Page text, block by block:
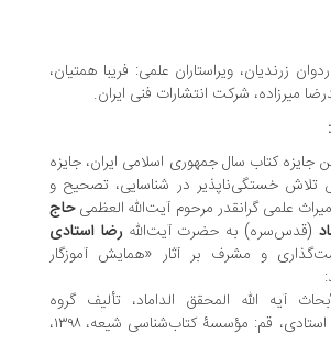
ویراستاران علمی: فریبا همتیان،
شرکت انتشارات فنی ایران.
سال جمهوری اسلامی ایران، جایزه
در شناسایی، تصحیح و
گرانقدر مرحوم آیت‌الله العظمیحاج
به حضرت آیت‌اللهرضا استادی
مشرف بر آثار «همایش آموزگار
الله المحقق الداماد، تألیف گروه
محققان، زیر نظر رضا استادی، قم: مؤسسۀ کتاب‌شناسی شیعه، ۱۳۹۸،